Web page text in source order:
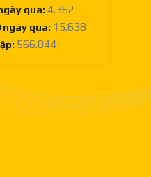
qua: 4.362
ngày qua: 15.638
566.044